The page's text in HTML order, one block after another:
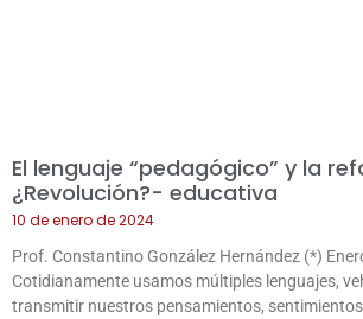
El lenguaje “pedagógico” y la
¿Revolución?- educativa
10 de enero de 2024
Prof. Constantino González Hernández (*)
Cotidianamente usamos múltiples lenguajes,
transmitir nuestros pensamientos,